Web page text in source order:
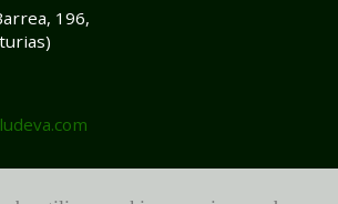
196,